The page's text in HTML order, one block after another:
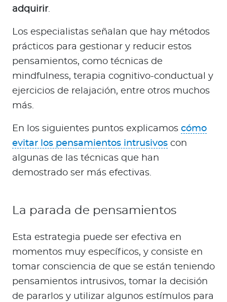
adquirir.
Los especialistas señalan que hay métodos
prácticos para gestionar y reducir estos
pensamientos, como técnicas de
mindfulness, terapia cognitivo-conductual y
ejercicios de relajación, entre otros muchos
más.
En los siguientes puntos explicamos cómo
evitar los pensamientos intrusivos con
algunas de las técnicas que han
demostrado ser más efectivas.
La parada de pensamientos
Esta estrategia puede ser efectiva en
momentos muy específicos, y consiste en
tomar consciencia de que se están teniendo
pensamientos intrusivos, tomar la decisión
de pararlos y utilizar algunos estímulos para